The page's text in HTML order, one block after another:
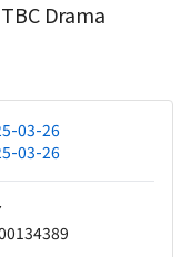
Drama
03-26
03-26